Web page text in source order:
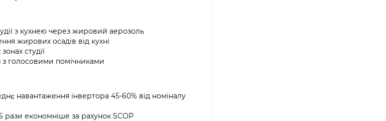
з кухнею через жировий аерозоль
жирових осадів від кухні
студії
з голосовими помічниками
навантаження інвертора 45-60% від номіналу
рази економніше за рахунок SCOP